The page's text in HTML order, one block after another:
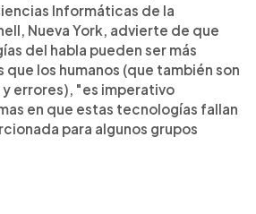
Informáticas de la
Nueva York, advierte de que
del habla pueden ser más
los humanos (que también son
y errores), "es imperativo
en que estas tecnologías fallan
para algunos grupos